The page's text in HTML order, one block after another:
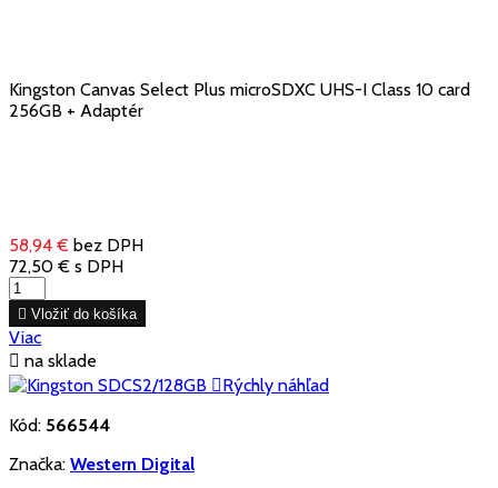
Kingston Canvas Select Plus microSDXC UHS-I Class 10 card
256GB + Adaptér
58,94 € bez DPH
72,50 € s DPH
 Vložiť do košíka
Viac
 na sklade
Rýchly náhľad
Kód: 566544
Značka: Western Digital